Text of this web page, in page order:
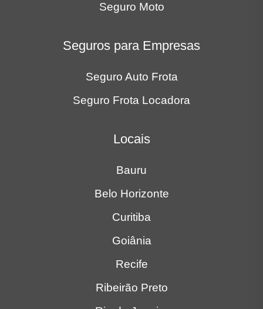
Seguro Moto
Seguros para Empresas
Seguro Auto Frota
Seguro Frota Locadora
Locais
Bauru
Belo Horizonte
Curitiba
Goiânia
Recife
Ribeirão Preto